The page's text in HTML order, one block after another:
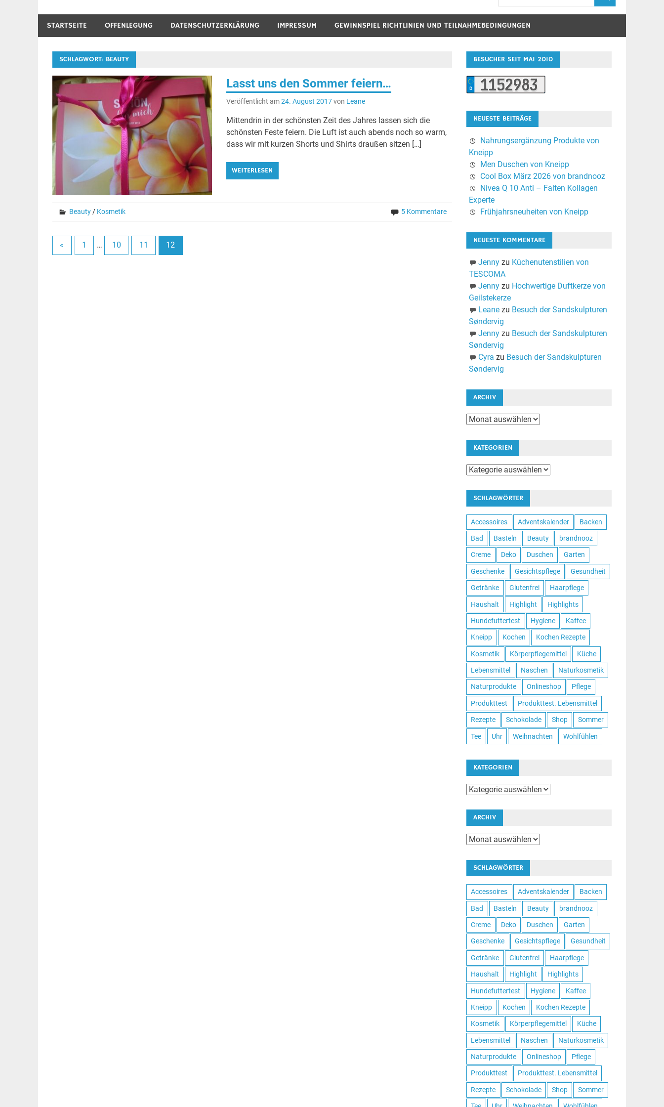
STARTSEITE OFFENLEGUNG DATENSCHUTZERKLÄRUNG IMPRESSUM GEWINNSPIEL RICHTLINIEN UND TEILNAHMEBEDINGUNGEN
SCHLAGWORT: BEAUTY
Lasst uns den Sommer feiern…
Veröffentlicht am24. August 2017von Leane
Mittendrin in der schönsten Zeit des Jahres lassen sich die
schönsten Feste feiern. Die Luft ist auch abends noch so warm,
dass wir mit kurzen Shorts und Shirts draußen sitzen […]
WEITERLESEN
Beauty/ Kosmetik 5 Kommentare
« 1 … 10 11 12
BESUCHER SEIT MAI 2010
NEUESTE BEITRÄGE
Nahrungsergänzung Produkte von
Kneipp
Men Duschen von Kneipp
Cool Box März 2026 von brandnooz
Nivea Q 10 Anti – Falten Kollagen
Experte
Frühjahrsneuheiten von Kneipp
NEUESTE KOMMENTARE
Jennyzu Küchenutenstilien von
TESCOMA
Jennyzu Hochwertige Duftkerze von
Geilstekerze
Leanezu Besuch der Sandskulpturen
Søndervig
Jennyzu Besuch der Sandskulpturen
Søndervig
Cyra zu Besuch der Sandskulpturen
Søndervig
ARCHIV
Archiv
KATEGORIEN
Kategorien
SCHLAGWÖRTER
Accessoires Adventskalender Backen
Bad Basteln Beauty brandnooz
Creme Deko Duschen Garten
Geschenke Gesichtspflege Gesundheit
Getränke Glutenfrei Haarpflege
Haushalt Highlight Highlights
Hundefuttertest Hygiene Kaffee
Kneipp Kochen Kochen Rezepte
Kosmetik Körperpflegemittel Küche
Lebensmittel Naschen Naturkosmetik
Naturprodukte Onlineshop Pflege
Produkttest Produkttest. Lebensmittel
Rezepte Schokolade Shop Sommer
Tee Uhr Weihnachten Wohlfühlen
KATEGORIEN
Kategorien
ARCHIV
Archiv
SCHLAGWÖRTER
Accessoires Adventskalender Backen
Bad Basteln Beauty brandnooz
Creme Deko Duschen Garten
Geschenke Gesichtspflege Gesundheit
Getränke Glutenfrei Haarpflege
Haushalt Highlight Highlights
Hundefuttertest Hygiene Kaffee
Kneipp Kochen Kochen Rezepte
Kosmetik Körperpflegemittel Küche
Lebensmittel Naschen Naturkosmetik
Naturprodukte Onlineshop Pflege
Produkttest Produkttest. Lebensmittel
Rezepte Schokolade Shop Sommer